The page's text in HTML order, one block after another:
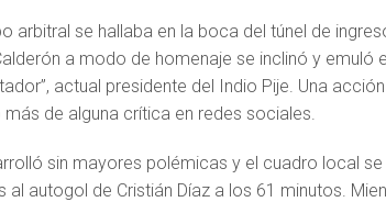
arbitral se hallaba en la boca del túnel de
a modo de homenaje se inclinó y emuló
actual presidente del Indio Pije. Una
de alguna crítica en redes sociales.
sin mayores polémicas y el cuadro local se
autogol de Cristián Díaz a los 61 minutos.